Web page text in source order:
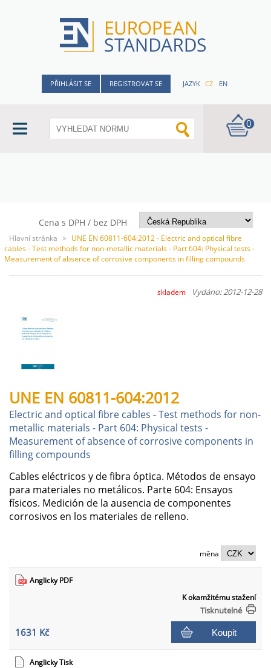
PŘIHLÁSIT SE REGISTROVAT SE JAZYK CZ EN
0
Cena s DPH / bez DPH
Hlavní stránka > UNE EN 60811-604:2012 - Electric and optical fibre
cables - Test methods for non-metallic materials - Part 604: Physical tests -
Measurement of absence of corrosive components in filling compounds
skladem Vydáno: 2012-12-28
UNE EN 60811-604:2012
Electric and optical fibre cables - Test methods for non-
metallic materials - Part 604: Physical tests -
Measurement of absence of corrosive components in
filling compounds
Cables eléctricos y de fibra óptica. Métodos de ensayo
para materiales no metálicos. Parte 604: Ensayos
físicos. Medición de la ausencia de componentes
corrosivos en los materiales de relleno.
měna
Anglicky PDF
K okamžitému stažení
Tisknutelné
1631 Kč Koupit
Anglicky Tisk